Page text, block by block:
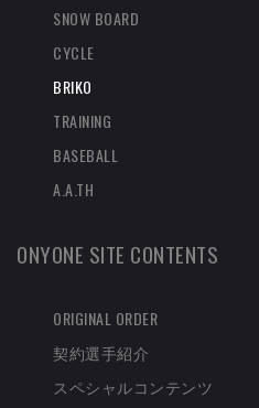
SNOW BOARD
CYCLE
BRIKO
TRAINING
BASEBALL
A.A.TH
ONYONE SITE CONTENTS
ORIGINAL ORDER
契約選手紹介
スペシャルコンテンツ